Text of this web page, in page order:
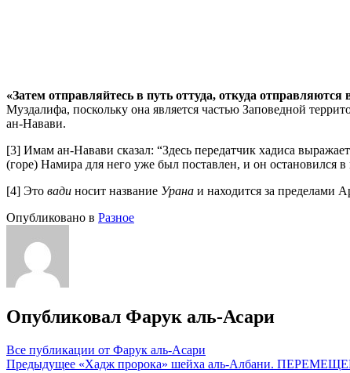
«Затем отправляйтесь в путь оттуда, откуда
Муздалифа, поскольку она является частью Заповедной
ан-Навави.
[3] Имам ан-Навави сказал: “Здесь передатчик хадиса
(горе) Намира для него уже был поставлен, и он остановился
[4] Это вади носит название Урана и находится за пределами
Опубликовано в Разное
Опубликовал Фарук аль-Асари
Все публикации от Фарук аль-Асари
Навигация
Предыдущее «Хадж пророка» шейха аль-Албани.